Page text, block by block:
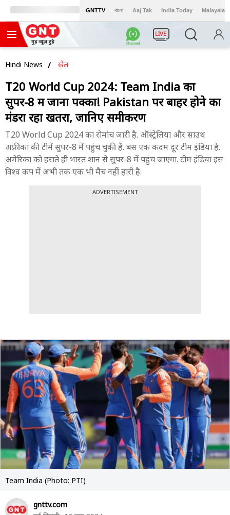
GNTTV বাংলা Aaj Tak India Today Malayalam
LIVE
Hindi News खेल
T20 World Cup 2024: Team India का
सुपर-8 में जाना पक्का! Pakistan पर बाहर होने का
मंडरा रहा खतरा, जानिए समीकरण
T20 World Cup 2024 का रोमांच जारी है. ऑस्ट्रेलिया और साउथ
अफ्रीका की टीमें सुपर-8 में पहुंच चुकी हैं. बस एक कदम दूर टीम इंडिया है.
अमेरिका को हराते ही भारत शान से सुपर-8 में पहुंच जाएगा. टीम इंडिया इस
विश्व कप में अभी तक एक भी मैच नहीं हारी है.
ADVERTISEMENT
Team India (Photo: PTI)
gnttv.com